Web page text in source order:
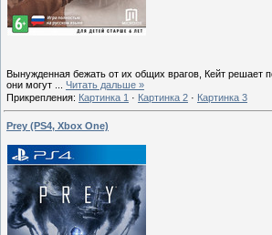
Вынужденная бежать от их общих врагов, Кейт решает
они могут
Читать дальше »
Прикрепления: Картинка 1 · Картинка 2 · Картинка 3
Prey (PS4, Xbox One)